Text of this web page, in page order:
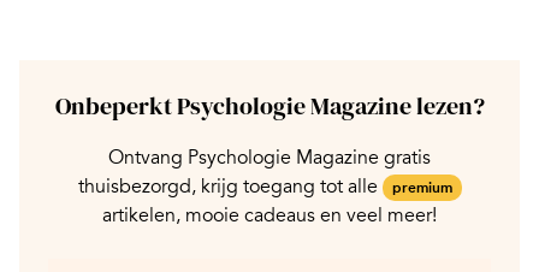
Onbeperkt Psychologie Magazine lezen?
Ontvang Psychologie Magazine gratis
thuisbezorgd, krijg toegang tot alle
premium
artikelen, mooie cadeaus en veel meer!